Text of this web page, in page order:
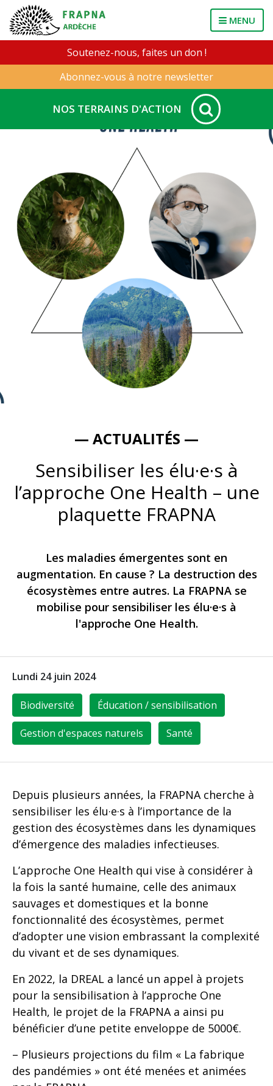
MENU
Soutenez-nous, faites un don !
Abonnez-vous à notre newsletter
NOS TERRAINS D'ACTION
— ACTUALITÉS —
Sensibiliser les élu·e·s à
l’approche One Health – une
plaquette FRAPNA
Les maladies émergentes sont en
augmentation. En cause ? La destruction des
écosystèmes entre autres. La FRAPNA se
mobilise pour sensibiliser les élu·e·s à
l'approche One Health.
Lundi 24 juin 2024
Biodiversité Éducation / sensibilisation
Gestion d'espaces naturels Santé
Depuis plusieurs années, la FRAPNA cherche à
sensibiliser les élu·e·s à l’importance de la
gestion des écosystèmes dans les dynamiques
d’émergence des maladies infectieuses.
L’approche One Health qui vise à considérer à
la fois la santé humaine, celle des animaux
sauvages et domestiques et la bonne
fonctionnalité des écosystèmes, permet
d’adopter une vision embrassant la complexité
du vivant et de ses dynamiques.
En 2022, la DREAL a lancé un appel à projets
pour la sensibilisation à l’approche One
Health, le projet de la FRAPNA a ainsi pu
bénéficier d’une petite enveloppe de 5000€.
– Plusieurs projections du film « La fabrique
des pandémies » ont été menées et animées